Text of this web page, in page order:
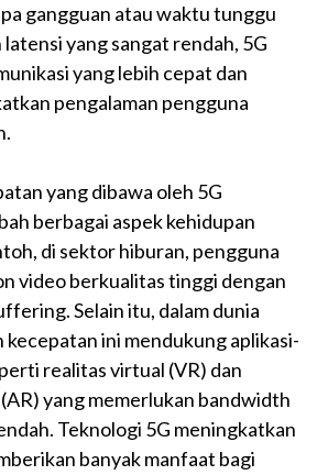
gangguan atau waktu tunggu
yang sangat rendah, 5G
yang lebih cepat dan
pengalaman pengguna
yang dibawa oleh 5G
berbagai aspek kehidupan
di sektor hiburan, pengguna
video berkualitas tinggi dengan
Selain itu, dalam dunia
kecepatan ini mendukung aplikasi-
realitas virtual (VR) dan
(AR) yang memerlukan bandwidth
Teknologi 5G meningkatkan
banyak manfaat bagi